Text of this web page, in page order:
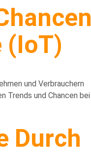
(IoT)
und Verbrauchern
Trends und Chancen bei
Durch